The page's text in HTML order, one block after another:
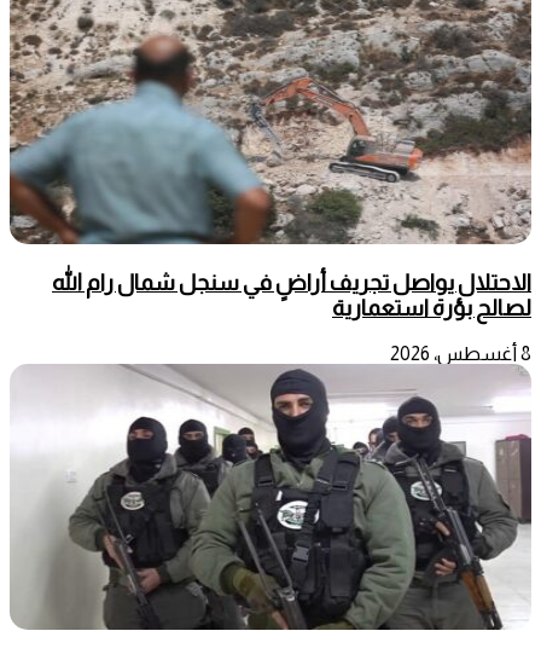
الاحتلال يواصل تجريف أراضٍ في سنجل شمال رام الله
لصالح بؤرة استعمارية
8 أغسطس، 2026